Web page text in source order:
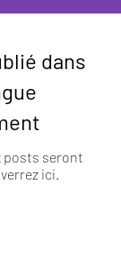
dans
posts seront
ici.